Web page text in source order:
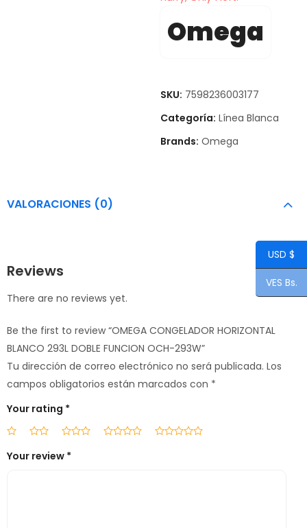
Omega
SKU: 7598236003177
Categoría: Línea Blanca
Brands: Omega
VALORACIONES (0)
Reviews
There are no reviews yet.
Be the first to review “OMEGA CONGELADOR HORIZONTAL
BLANCO 293L DOBLE FUNCION OCH-293W”
Tu dirección de correo electrónico no será publicada. Los
campos obligatorios están marcados con *
Your rating *
Your review *
USD $
VES Bs.